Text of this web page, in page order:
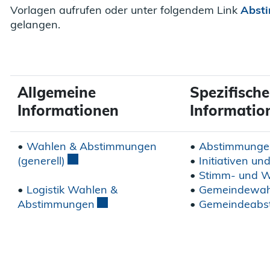
Vorlagen aufrufen oder unter folgendem Link
gelangen.
Allgemeine
Informationen
• Wahlen & Abstimmungen
(generell) Externer Link wird in einem neuen
• Logistik Wahlen &
Abstimmungen Externer Link wird in einem neuen
•
• Initiativen
• Stimm- und
•
•